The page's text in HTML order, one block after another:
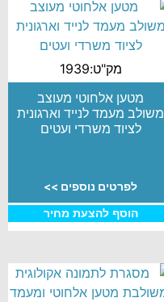
מק"ט:1939
מטען אלחוטי מעוצב
משולב מעמד לנייד וארגונית
לציוד משרדי ועטים
לפרטים נוספים >>
הוסף להצעת מחיר